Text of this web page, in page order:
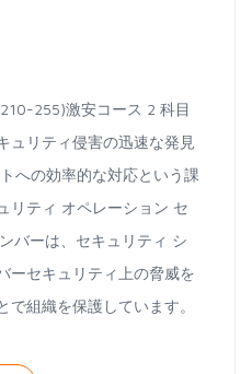
255)激安コース 2 科目
ュリティ侵害の迅速な発見
への効率的な対応という課
リティ オペレーション セ
バーは、セキュリティ シ
ーセキュリティ上の脅威を
組織を保護しています。